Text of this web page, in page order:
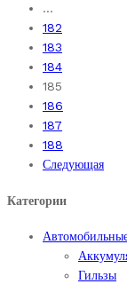
…
182
183
184
185
186
187
188
Следующая
Категории
Гильзы